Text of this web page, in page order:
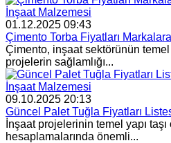
İnşaat Malzemesi
01.12.2025 09:43
Çimento Torba Fiyatları
Çimento, inşaat sektörünün
projelerin sağlamlığı...
İnşaat Malzemesi
09.10.2025 20:13
Güncel Palet Tuğla Fiyatları
İnşaat projelerinin temel yapı
hesaplamalarında önemli...